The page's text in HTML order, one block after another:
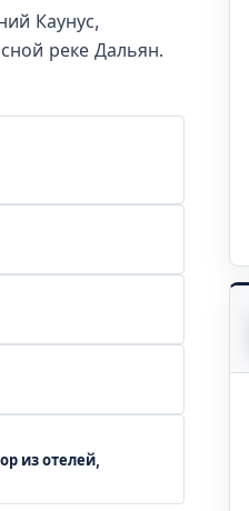
Каунус,
реке Дальян.
из отелей,